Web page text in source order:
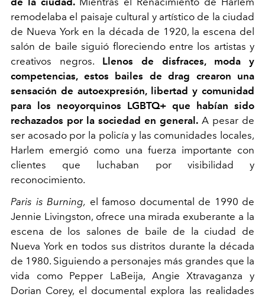
remodelaba el paisaje cultural y artístico de la ciudad
de Nueva York en la década de 1920, la escena del
salón de baile siguió floreciendo entre los artistas y
creativos negros. Llenos de disfraces, moda y
competencias, estos bailes de drag crearon una
sensación de autoexpresión, libertad y comunidad
para los neoyorquinos LGBTQ+ que habían sido
rechazados por la sociedad en general. A pesar de
ser acosado por la policía y las comunidades locales,
Harlem emergió como una fuerza importante con
clientes que luchaban por visibilidad y
reconocimiento.
Paris is Burning, el famoso documental de 1990 de
Jennie Livingston, ofrece una mirada exuberante a la
escena de los salones de baile de la ciudad de
Nueva York en todos sus distritos durante la década
de 1980. Siguiendo a personajes más grandes que la
vida como Pepper LaBeija, Angie Xtravaganza y
Dorian Corey, el documental explora las realidades